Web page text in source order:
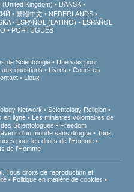
(United Kingdom)
DANSK
繁體中文
NEDERLANDS
ESPAÑOL (LATINO)
ESPAÑOL
PORTUGUÊS
de Scientologie
Une voix pour
aux questions Livres
Cours en
Lieux
Network
Scientology Religion
en ligne
Les ministres volontaires de
Scientologues
Freedom
d’un monde sans drogue
Tous
pour les droits de l’Homme
de l’Homme
Tous droits de reproduction et
• Politique en matière de cookies •